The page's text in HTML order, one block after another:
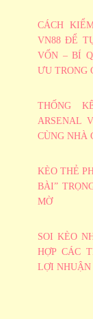
CÁCH
VN88 ĐỂ
VỐN – BÍ
ƯU TRONG
THỐNG
ARSENAL
CÙNG NHÀ
KÈO THẺ
BÀI”
MỜ
SOI KÈO
HỢP CÁC
LỢI NHUẬN